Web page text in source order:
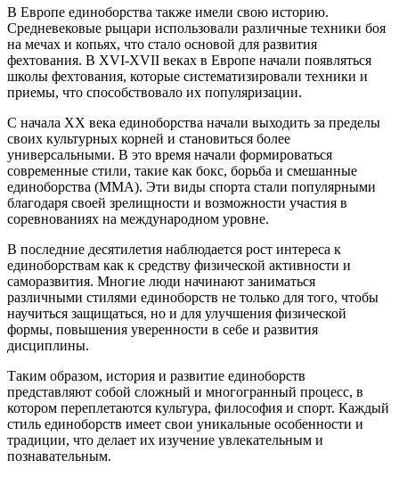
В Европе единоборства также имели свою историю.
Средневековые рыцари использовали различные техники боя
на мечах и копьях, что стало основой для развития
фехтования. В XVI-XVII веках в Европе начали появляться
школы фехтования, которые систематизировали техники и
приемы, что способствовало их популяризации.
С начала XX века единоборства начали выходить за пределы
своих культурных корней и становиться более
универсальными. В это время начали формироваться
современные стили, такие как бокс, борьба и смешанные
единоборства (ММА). Эти виды спорта стали популярными
благодаря своей зрелищности и возможности участия в
соревнованиях на международном уровне.
В последние десятилетия наблюдается рост интереса к
единоборствам как к средству физической активности и
саморазвития. Многие люди начинают заниматься
различными стилями единоборств не только для того, чтобы
научиться защищаться, но и для улучшения физической
формы, повышения уверенности в себе и развития
дисциплины.
Таким образом, история и развитие единоборств
представляют собой сложный и многогранный процесс, в
котором переплетаются культура, философия и спорт. Каждый
стиль единоборств имеет свои уникальные особенности и
традиции, что делает их изучение увлекательным и
познавательным.